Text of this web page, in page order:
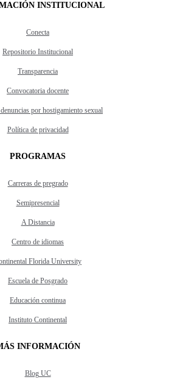
INSTITUCIONAL
Conecta
Repositorio Institucional
Transparencia
Convocatoria docente
por hostigamiento sexual
Política de privacidad
PROGRAMAS
Carreras de pregrado
Semipresencial
A Distancia
Centro de idiomas
Florida University
Escuela de Posgrado
Educación continua
Instituto Continental
INFORMACIÓN
Blog UC